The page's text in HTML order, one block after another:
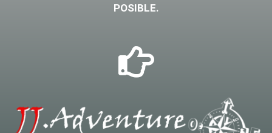
POSIBLE.